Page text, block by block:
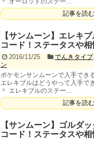
記事を読む
【サンムーン】エレキ
コード！ステータスや
2016/11/25 でんきタイプ,
ン
ポケモンサンムーンで入手でき
エレキブルはどうやって入手で
＾ エレキブルのステー...
記事を読む
【サンムーン】ゴルダ
コード！ステータスや